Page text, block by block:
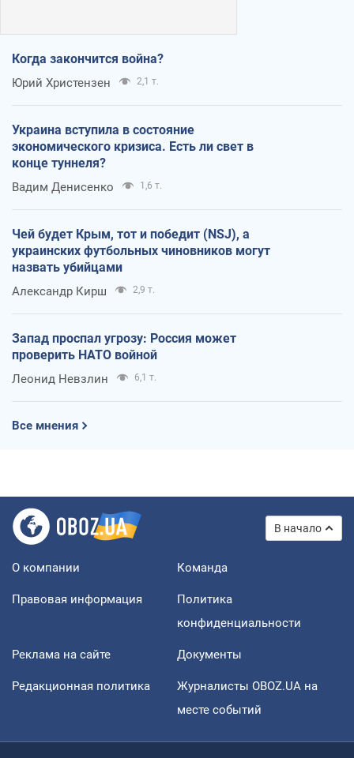
Когда закончится война?
Юрий Христензен 2,1 т.
Украина вступила в состояние
экономического кризиса. Есть ли свет в
конце туннеля?
Вадим Денисенко 1,6 т.
Чей будет Крым, тот и победит (NSJ), а
украинских футбольных чиновников могут
назвать убийцами
Александр Кирш 2,9 т.
Запад проспал угрозу: Россия может
проверить НАТО войной
Леонид Невзлин 6,1 т.
Все мнения
В начало
О компании Команда
Правовая информация
Политика
конфиденциальности
Реклама на сайте Документы
Редакционная политика
Журналисты OBOZ.UA на
месте событий